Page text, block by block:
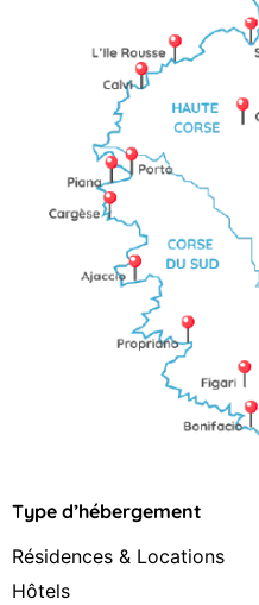
Type d’hébergement
Résidences & Locations
Hôtels